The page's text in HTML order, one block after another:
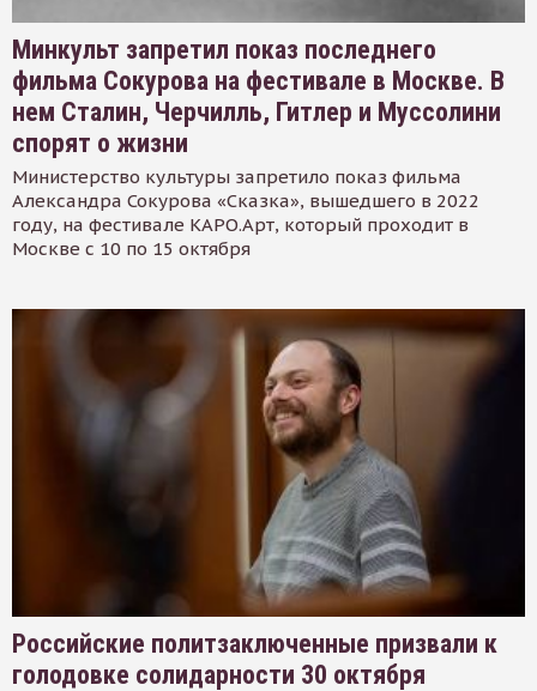
Минкульт запретил показ последнего
фильма Сокурова на фестивале в Москве. В
нем Сталин, Черчилль, Гитлер и Муссолини
спорят о жизни
Министерство культуры запретило показ фильма
Александра Сокурова «Сказка», вышедшего в 2022
году, на фестивале КАРО.Арт, который проходит в
Москве с 10 по 15 октября
Российские политзаключенные призвали к
голодовке солидарности 30 октября